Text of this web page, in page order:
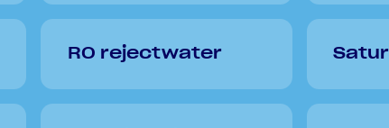
RO rejectwater